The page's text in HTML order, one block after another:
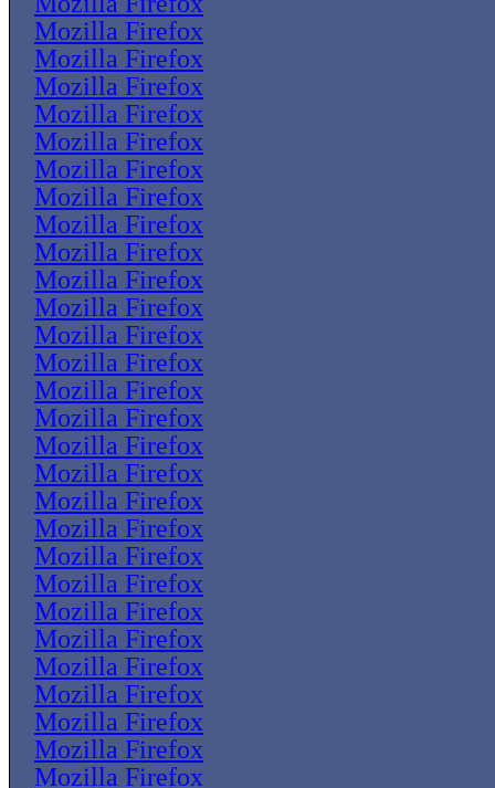
Mozilla Firefox
Mozilla Firefox
Mozilla Firefox
Mozilla Firefox
Mozilla Firefox
Mozilla Firefox
Mozilla Firefox
Mozilla Firefox
Mozilla Firefox
Mozilla Firefox
Mozilla Firefox
Mozilla Firefox
Mozilla Firefox
Mozilla Firefox
Mozilla Firefox
Mozilla Firefox
Mozilla Firefox
Mozilla Firefox
Mozilla Firefox
Mozilla Firefox
Mozilla Firefox
Mozilla Firefox
Mozilla Firefox
Mozilla Firefox
Mozilla Firefox
Mozilla Firefox
Mozilla Firefox
Mozilla Firefox